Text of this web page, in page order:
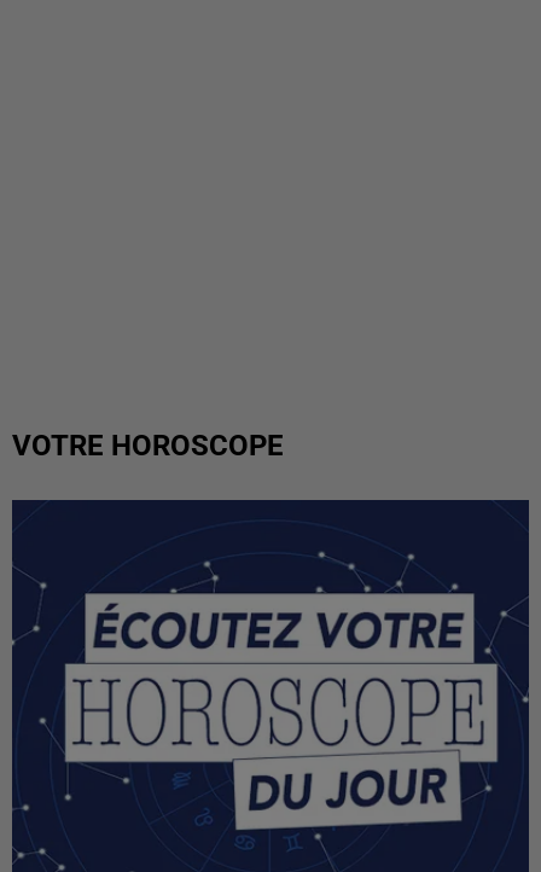
VOTRE HOROSCOPE